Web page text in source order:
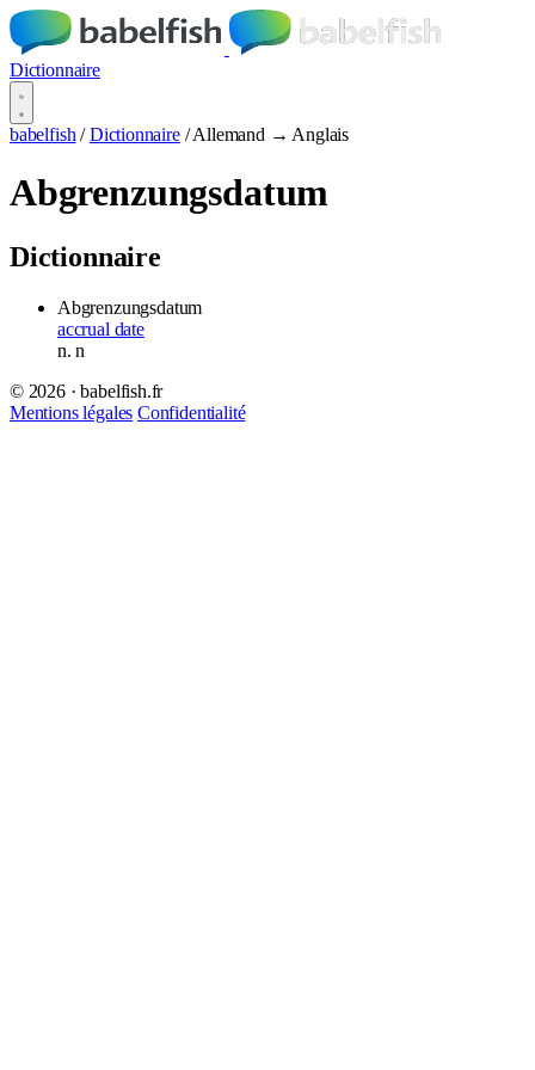
Dictionnaire
babelfish / Dictionnaire / Allemand → Anglais
Abgrenzungsdatum
Dictionnaire
Abgrenzungsdatum
accrual date
n.n
© 2026 · babelfish.fr
Mentions légales Confidentialité